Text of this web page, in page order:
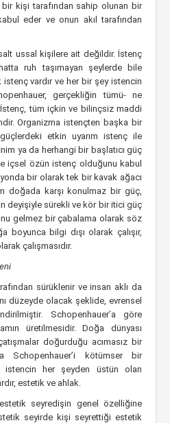
kişi tarafından sahip olunan bir
eder ve onun akıl tarafından
ussal kişilere ait değildir. İstenç
ruh taşımayan şeylerde bile
istenç vardır ve her bir şey istencin
gerçekliğin tümü- ne
İstenç, tüm içkin ve bilinçsiz maddi
Organizma istençten başka bir
etkin uyarım istenç ile
ya da herhangi bir başlatıcı güç
içsel özün istenç olduğunu kabul
bir olarak tek bir kavak ağacı
doğada karşı konulmaz bir güç,
deyişiyle sürekli ve kör bir itici güç
gelmez bir çabalama olarak söz
bilgi dışı olarak çalışır,
çalışmasıdır.
sürüklenir ve insan aklı da
düzeyde olacak şeklide, evrensel
Schopenhauer’a göre
üretilmesidir. Doğa dünyası
doğurduğu acımasız bir
Schopenhauer’i kötümser bir
istencin her şeyden üstün olan
estetik ve ahlak.
seyredişin genel özelliğine
seyirde kişi seyrettiği estetik